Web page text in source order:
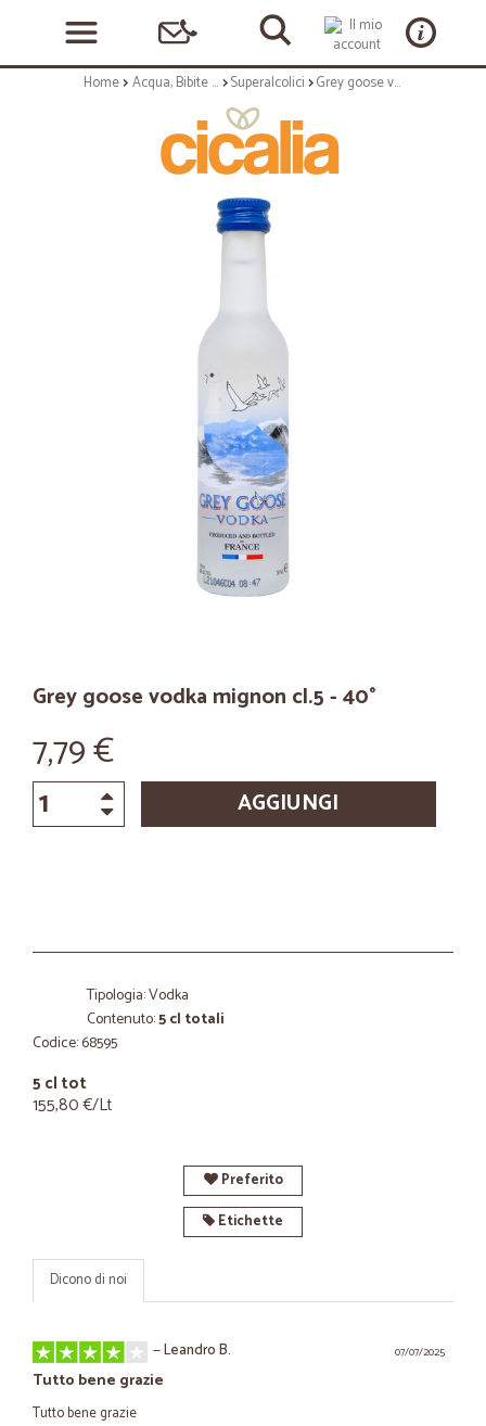
Home Acqua, Bibite e Alcolici Superalcolici Grey goose vodka mignon cl.5 - 40°
Grey goose vodka mignon cl.5 - 40°
7,79 €
AGGIUNGI
Tipologia: Vodka
Contenuto:5 cl totali
Codice: 68595
5 cl tot
155,80 €/Lt
Preferito
Etichette
Dicono di noi
07/07/2025
—Leandro B.
Tutto bene grazie
Tutto bene grazie